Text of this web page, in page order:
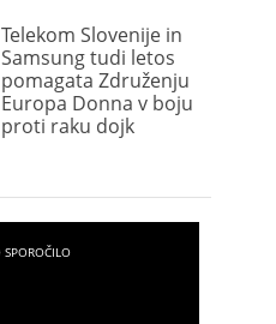
Telekom Slovenije in
Samsung tudi letos
pomagata Združenju
Europa Donna v boju
proti raku dojk